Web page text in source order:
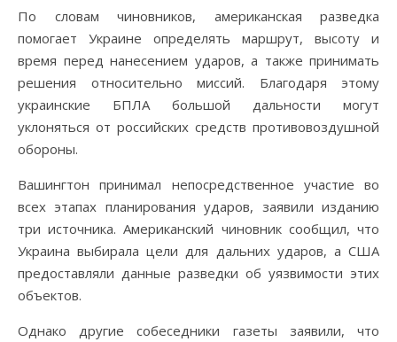
По словам чиновников, американская разведка
помогает Украине определять маршрут, высоту и
время перед нанесением ударов, а также принимать
решения относительно миссий. Благодаря этому
украинские БПЛА большой дальности могут
уклоняться от российских средств противовоздушной
обороны.
Вашингтон принимал непосредственное участие во
всех этапах планирования ударов, заявили изданию
три источника. Американский чиновник сообщил, что
Украина выбирала цели для дальних ударов, а США
предоставляли данные разведки об уязвимости этих
объектов.
Однако другие собеседники газеты заявили, что